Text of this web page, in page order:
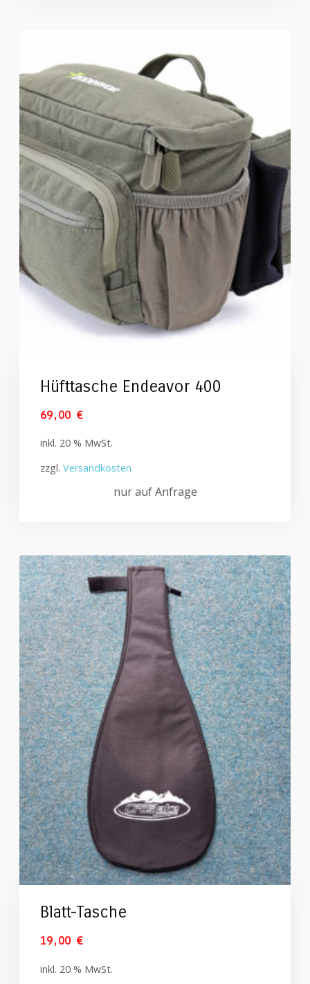
Hüfttasche Endeavor 400
69,00 €
inkl. 20 % MwSt.
zzgl. Versandkosten
nur auf Anfrage
Blatt-Tasche
19,00 €
inkl. 20 % MwSt.